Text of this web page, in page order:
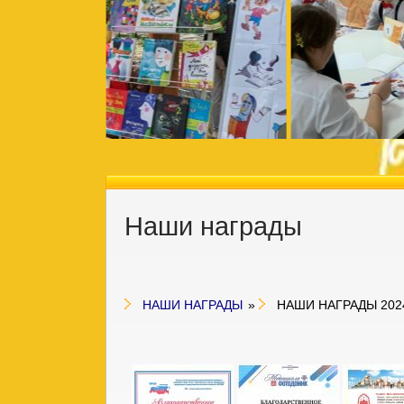
Наши награды
НАШИ НАГРАДЫ » НАШИ НАГРАДЫ